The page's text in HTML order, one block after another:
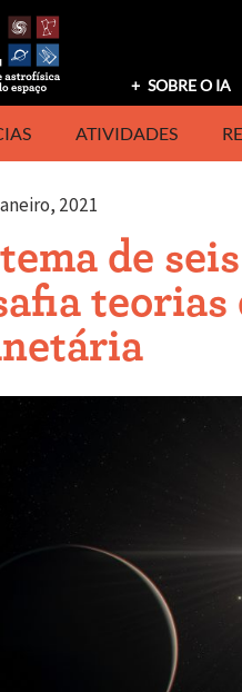
SOBRE O IA
ATIVIDADES
2021
de
teorias